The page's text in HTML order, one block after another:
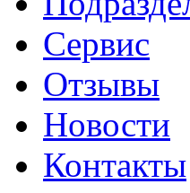
Сервис
Отзывы
Новости
Контакты